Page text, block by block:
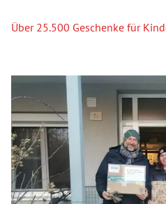
Über 25.500 Geschenke für